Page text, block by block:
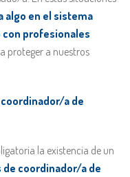
algo en el sistema
profesionales
proteger a nuestros
a de
la existencia de un
de coordinador/a de